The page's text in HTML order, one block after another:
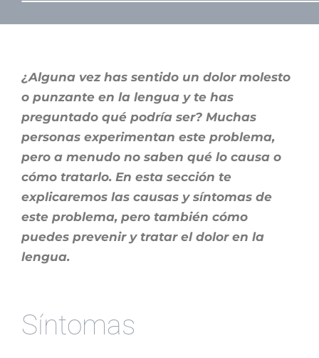
¿Alguna vez has sentido un dolor molesto
o punzante en la lengua y te has
preguntado qué podría ser? Muchas
personas experimentan este problema,
pero a menudo no saben qué lo causa o
cómo tratarlo. En esta sección te
explicaremos las causas y síntomas de
este problema, pero también cómo
puedes prevenir y tratar el dolor en la
lengua.
Síntomas